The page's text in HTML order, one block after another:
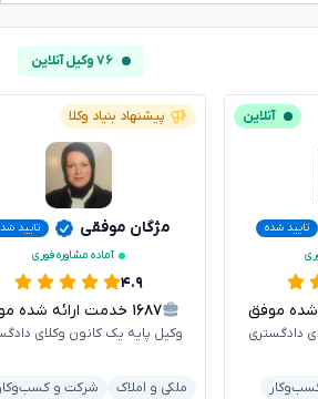
۷۶ وکیل آنلاین
آنلاین
تایید شده
موفق
دادگستری
پیشنهاد بنیاد وکلا
مژگان موفقی
تایید
آماده مشاوره فوری
۴.۹
۱۶۸۷ خدمت ارائه شده موفق
وکیل پایه یک کانون وکلای
ملکی و املاک
شرکت و